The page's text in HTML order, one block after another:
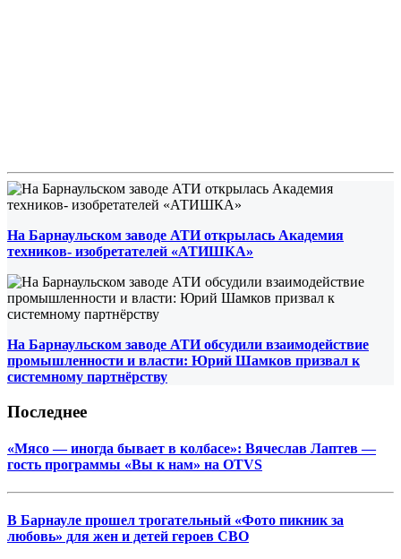
На Барнаульском заводе АТИ открылась Академия
техников- изобретателей «АТИШКА»
На Барнаульском заводе АТИ обсудили взаимодействие
промышленности и власти: Юрий Шамков призвал к
системному партнёрству
Последнее
«Мясо — иногда бывает в колбасе»: Вячеслав Лаптев —
гость программы «Вы к нам» на OTVS
В Барнауле прошел трогательный «Фото пикник за
любовь» для жен и детей героев СВО